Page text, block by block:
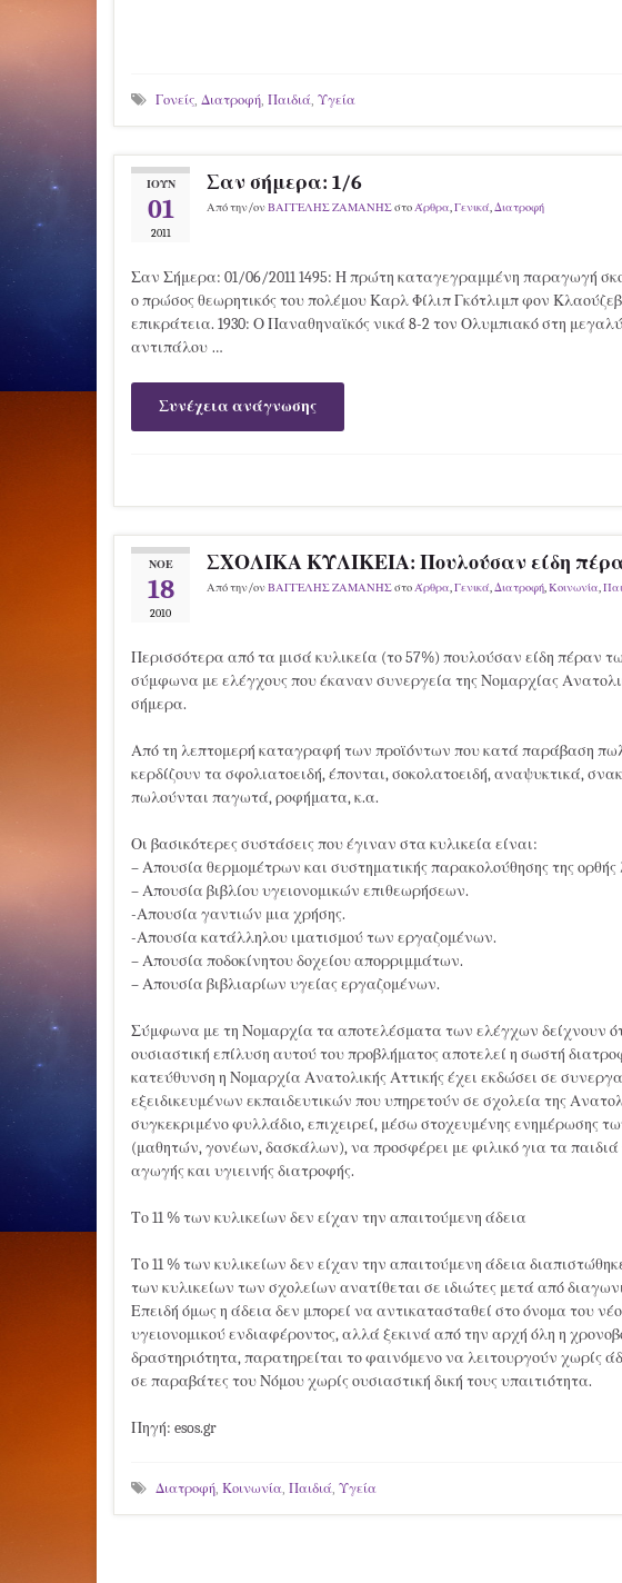
Γονείς, Διατροφή, Παιδιά, Υγεία
ΙΟΎΝ
01
2011
Σαν σήμερα: 1/6
Από την/ονΒΑΓΓΕΛΗΣ ΖΑΜΑΝΗΣστοΆρθρα,Γενικά,Διατροφή
Σαν Σήμερα: 01/06/2011 1495: Η πρώτη καταγεγραμμένη παραγωγή
ο πρώσος θεωρητικός του πολέμου Καρλ Φίλιπ Γκότλιμπ φον
επικράτεια. 1930: Ο Παναθηναϊκός νικά 8-2 τον Ολυμπιακό στη
αντιπάλου …
Συνέχεια ανάγνωσης
ΝΟΈ
18
2010
ΣΧΟΛΙΚΑ ΚΥΛΙΚΕΙΑ: Πουλούσαν είδη
Από την/ονΒΑΓΓΕΛΗΣ ΖΑΜΑΝΗΣστοΆρθρα,Γενικά,Διατροφή,Κοινωνία,
Περισσότερα από τα μισά κυλικεία (το 57%) πουλούσαν είδη πέραν
σύμφωνα με ελέγχους που έκαναν συνεργεία της Νομαρχίας
σήμερα.
Από τη λεπτομερή καταγραφή των προϊόντων που κατά παράβαση
κερδίζουν τα σφολιατοειδή, έπονται, σοκολατοειδή, αναψυκτικά,
πωλούνται παγωτά, ροφήματα, κ.α.
Οι βασικότερες συστάσεις που έγιναν στα κυλικεία είναι:
– Απουσία θερμομέτρων και συστηματικής παρακολούθησης της
– Απουσία βιβλίου υγειονομικών επιθεωρήσεων.
-Απουσία γαντιών μια χρήσης.
-Απουσία κατάλληλου ιματισμού των εργαζομένων.
– Απουσία ποδοκίνητου δοχείου απορριμμάτων.
– Απουσία βιβλιαρίων υγείας εργαζομένων.
Σύμφωνα με τη Νομαρχία τα αποτελέσματα των ελέγχων δείχνουν
ουσιαστική επίλυση αυτού του προβλήματος αποτελεί η σωστή
κατεύθυνση η Νομαρχία Ανατολικής Αττικής έχει εκδώσει σε
εξειδικευμένων εκπαιδευτικών που υπηρετούν σε σχολεία της
συγκεκριμένο φυλλάδιο, επιχειρεί, μέσω στοχευμένης ενημέρωσης
(μαθητών, γονέων, δασκάλων), να προσφέρει με φιλικό για τα
αγωγής και υγιεινής διατροφής.
Το 11 % των κυλικείων δεν είχαν την απαιτούμενη άδεια
Το 11 % των κυλικείων δεν είχαν την απαιτούμενη άδεια
των κυλικείων των σχολείων ανατίθεται σε ιδιώτες μετά από
Επειδή όμως η άδεια δεν μπορεί να αντικατασταθεί στο όνομα του
υγειονομικού ενδιαφέροντος, αλλά ξεκινά από την αρχή όλη η
δραστηριότητα, παρατηρείται το φαινόμενο να λειτουργούν χωρίς
σε παραβάτες του Νόμου χωρίς ουσιαστική δική τους υπαιτιότητα.
Πηγή: esos.gr
Διατροφή, Κοινωνία, Παιδιά, Υγεία